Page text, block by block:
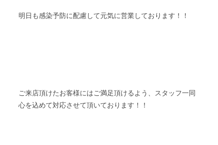
明日も感染予防に配慮して元気に営業しております！！
ご来店頂けたお客様にはご満足頂けるよう、スタッフ一同
心を込めて対応させて頂いております！！